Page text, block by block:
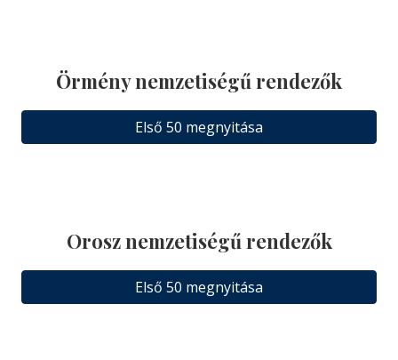
Örmény nemzetiségű rendezők
Első 50 megnyitása
Orosz nemzetiségű rendezők
Első 50 megnyitása